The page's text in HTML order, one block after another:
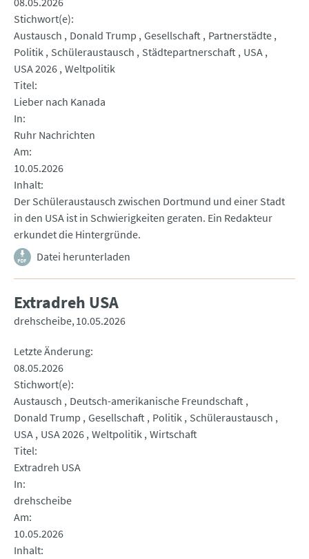
Stichwort(e)
Austausch
Donald Trump Gesellschaft Partnerstädte
Politik Schüleraustausch Städtepartnerschaft USA
USA 2026 Weltpolitik
Titel
Lieber nach Kanada
In
Ruhr Nachrichten
Am
10.05.2026
Inhalt
Der Schüleraustausch zwischen Dortmund und einer Stadt
in den USA ist in Schwierigkeiten geraten. Ein Redakteur
erkundet die Hintergründe.
Datei herunterladen
Extradreh USA
drehscheibe 10.05.2026
Letzte Änderung
08.05.2026
Stichwort(e)
Austausch
Deutsch-amerikanische Freundschaft
Donald Trump Gesellschaft Politik Schüleraustausch
USA USA 2026 Weltpolitik Wirtschaft
Titel
Extradreh USA
In
drehscheibe
Am
10.05.2026
Inhalt